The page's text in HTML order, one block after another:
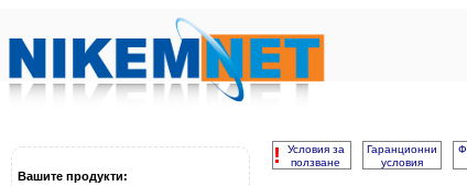
Вашите продукти:
!
Условия за
ползване
Гаранционни
условия